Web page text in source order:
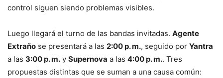
control siguen siendo problemas visibles.
Luego llegará el turno de las bandas invitadas. Agente
Extraño se presentará a las 2:00 p. m., seguido por Yantra
a las 3:00 p. m. y Supernova a las 4:00 p. m.. Tres
propuestas distintas que se suman a una causa común: